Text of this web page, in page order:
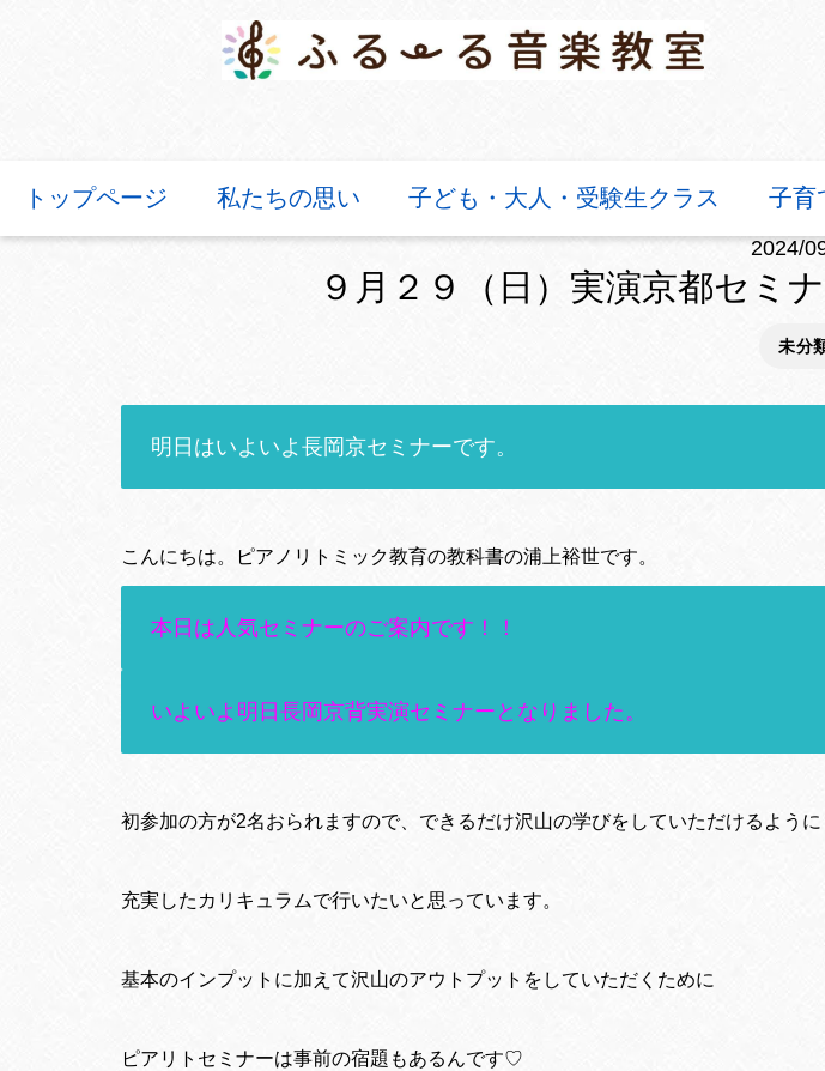
トップページ 私たちの思い 子ども・大人・受験生クラス 子育
2024/
９月２９（日）実演京都セミ
未分
明日はいよいよ長岡京セミナーです。
こんにちは。ピアノリトミック教育の教科書の浦上裕世です。
本日は人気セミナーのご案内です！！
いよいよ明日長岡京背実演セミナーとなりました。
初参加の方が2名おられますので、できるだけ沢山の学びをしていただけるように
充実したカリキュラムで行いたいと思っています。
基本のインプットに加えて沢山のアウトプットをしていただくために
ピアリトセミナーは事前の宿題もあるんです♡